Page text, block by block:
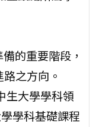
的重要階段，
之方向。
生大學學科領
學科基礎課程